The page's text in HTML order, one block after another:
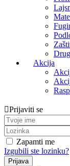
Akcija
Prijaviti se
Zapamti me
Izgubili ste lozinku?